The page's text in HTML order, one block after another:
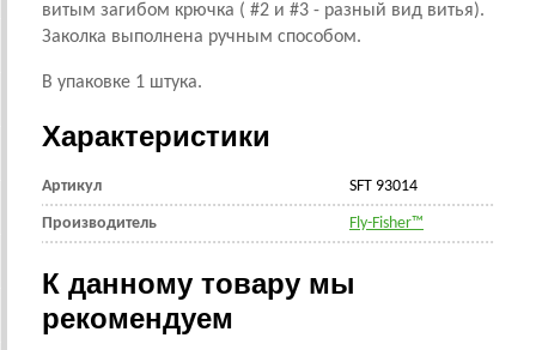
витым загибом крючка ( #2 и #3 - разный вид витья).
Заколка выполнена ручным способом.
В упаковке 1 штука.
Характеристики
Артикул SFT 93014
Производитель Fly-Fisher™
К данному товару мы
рекомендуем